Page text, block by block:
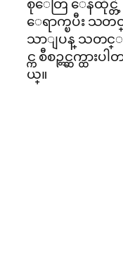
ေရာက္ၿပီး​ သတ
သာျပန္ သတင္
င္က စီစဉ္တင္ဆက္ထာ
ယ္။